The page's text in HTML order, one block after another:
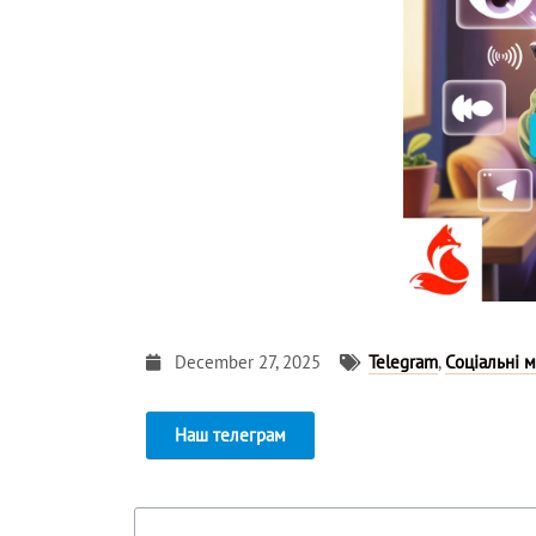
December 27, 2025 Telegram,Соціальні
Наш телеграм